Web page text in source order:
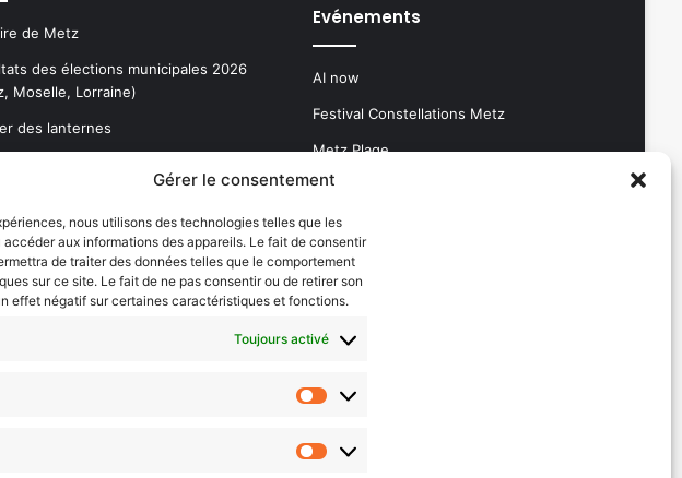
Gérer le consentement
nous utilisons des technologies telles que les
aux informations des appareils. Le fait de consentir
de traiter des données telles que le comportement
sur ce site. Le fait de ne pas consentir ou de retirer son
effet négatif sur certaines caractéristiques et fonctions.
Toujours activé
Statistiques
Marketing
de Metz
des élections municipales 2026
Moselle, Lorraine)
des lanternes
Evénements
AI now
Festival Constellations Metz
Metz Plage
web